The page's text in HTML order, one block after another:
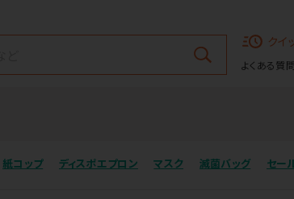
クイ
よくある質問
紙コップ ディスポエプロン マスク 滅菌バッグ セー